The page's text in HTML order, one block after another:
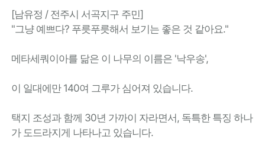
[남유정 / 전주시 서곡지구 주민]
"그냥 예쁘다? 푸릇푸릇해서 보기는 좋은 것 같아요."
메타세쿼이아를 닮은 이 나무의 이름은 '낙우송',
이 일대에만 140여 그루가 심어져 있습니다.
택지 조성과 함께 30년 가까이 자라면서, 독특한 특징 하나
가 도드라지게 나타나고 있습니다.